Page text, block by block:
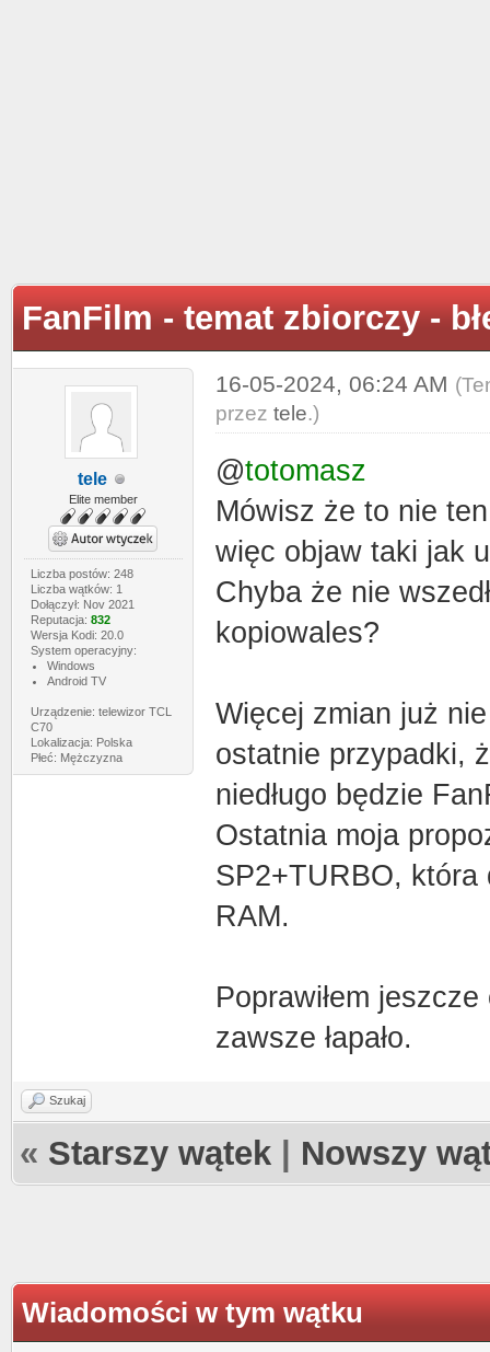
FanFilm - temat zbiorczy -
tele
Elite member
Liczba postów: 248
Liczba wątków: 1
Dołączył: Nov 2021
Reputacja: 832
Wersja Kodi: 20.0
System operacyjny:
Windows
Android TV
Urządzenie: telewizor TCL
C70
Lokalizacja: Polska
Płeć: Mężczyzna
16-05-2024, 06:24 AM
przez tele.)
@totomasz
Mówisz że to nie
więc objaw taki jak
Chyba że nie
kopiowales?
Więcej zmian już
ostatnie przypadki,
niedługo będzie
Ostatnia moja
SP2+TURBO, która
RAM.
Poprawiłem
zawsze łapało.
Szukaj
« Starszy wątek Nowszy
Wiadomości w tym wątku